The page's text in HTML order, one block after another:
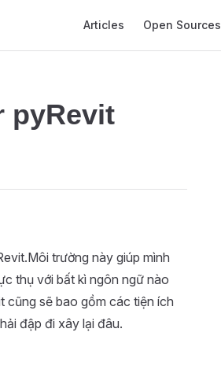
Articles Open Sources
pyRevit
trường này giúp mình
thụ với bất kì ngôn ngữ nào
cũng sẽ bao gồm các tiện ích
đập đi xây lại đâu.